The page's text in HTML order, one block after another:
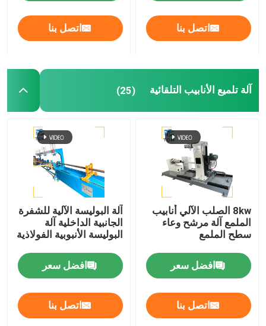
اتصل بنا اتصل بنا
آلة تلميع الأنابيب التلقائية (25)
8kw الصلب الآلي أنابيب
الملمع آلة مرشح وعاء
سطح الملمع
افضل سعر
اتصل بنا
آلة البوليسة الآلية للشفرة
الجانبية الداخلية آلة
البوليسة الأنبوبية الفولاذية
افضل سعر
اتصل بنا